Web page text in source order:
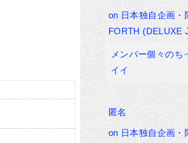
on 日本独自企画・
FORTH (DELUXE
メンバー個々のち
イイ
匿名
on 日本独自企画・